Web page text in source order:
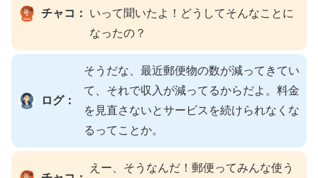
チャコ：
いって聞いたよ！どうしてそんなことに
なったの？
ログ：
そうだな、最近郵便物の数が減ってきてい
て、それで収入が減ってるからだよ。料金
を見直さないとサービスを続けられなくな
るってことか。
えー、そうなんだ！郵便ってみんな使う